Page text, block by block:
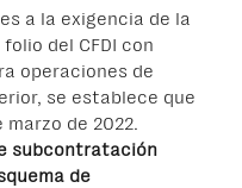
a la exigencia de la
del CFDI con
operaciones de
se establece que
de 2022.
subcontratación
de